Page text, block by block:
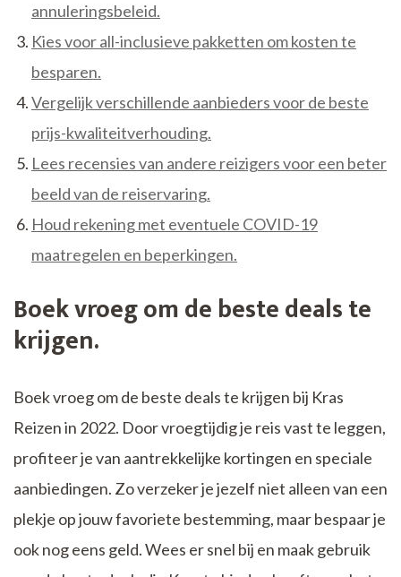
annuleringsbeleid.
Kies voor all-inclusieve pakketten om kosten te
besparen.
Vergelijk verschillende aanbieders voor de beste
prijs-kwaliteitverhouding.
Lees recensies van andere reizigers voor een beter
beeld van de reiservaring.
Houd rekening met eventuele COVID-19
maatregelen en beperkingen.
Boek vroeg om de beste deals te
krijgen.
Boek vroeg om de beste deals te krijgen bij Kras
Reizen in 2022. Door vroegtijdig je reis vast te leggen,
profiteer je van aantrekkelijke kortingen en speciale
aanbiedingen. Zo verzeker je jezelf niet alleen van een
plekje op jouw favoriete bestemming, maar bespaar je
ook nog eens geld. Wees er snel bij en maak gebruik